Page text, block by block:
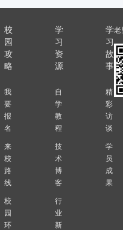
校
园
攻
略
我
要
报
名
来
校
路
线
校
园
环
学
习
资
源
自
学
教
程
技
术
博
客
行
业
新
学
习
故
事
精
彩
访
谈
学
员
成
果
老